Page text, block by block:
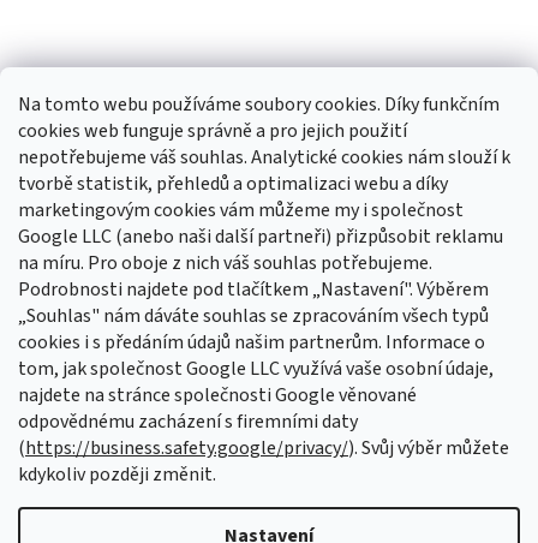
Na tomto webu používáme soubory cookies. Díky funkčním
cookies web funguje správně a pro jejich použití
nepotřebujeme váš souhlas. Analytické cookies nám slouží k
tvorbě statistik, přehledů a optimalizaci webu a díky
marketingovým cookies vám můžeme my i společnost
Google LLC (anebo naši další partneři) přizpůsobit reklamu
na míru. Pro oboje z nich váš souhlas potřebujeme.
Podrobnosti najdete pod tlačítkem „Nastavení". Výběrem
„Souhlas" nám dáváte souhlas se zpracováním všech typů
cookies i s předáním údajů našim partnerům. Informace o
tom, jak společnost Google LLC využívá vaše osobní údaje,
najdete na stránce společnosti Google věnované
odpovědnému zacházení s firemními daty
(https://business.safety.google/privacy/). Svůj výběr můžete
kdykoliv později změnit.
Nastavení
Sledovat na Instagramu
Odebírat newsletter
Vložte svůj e-mail a my vám budeme zasílat informace o nových
produktech na našem e-shopu.
E-mail
Vložením e-mailu souhlasíte s podmínkami ochrany osobních údajů